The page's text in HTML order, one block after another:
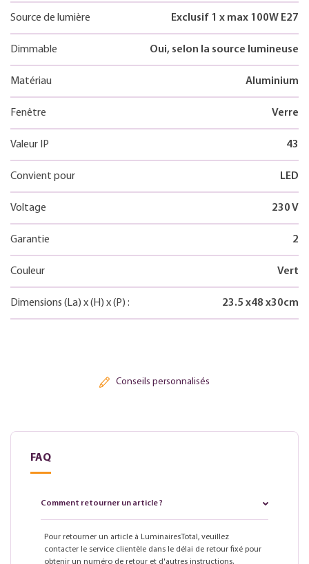
Source de lumière Exclusif 1 x max 100W E27
Dimmable Oui, selon la source lumineuse
Matériau Aluminium
Fenêtre Verre
Valeur IP 43
Convient pour LED
Voltage 230 V
Garantie 2
Couleur Vert
Dimensions (La) x(H) x(P) : 23.5 x48 x30cm
Conseils personnalisés
FAQ
Comment retourner un article ?
Pour retourner un article à LuminairesTotal, veuillez
contacter le service clientèle dans le délai de retour fixé pour
obtenir un numéro de retour et d'autres instructions.